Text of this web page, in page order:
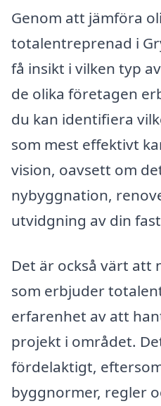
Genom att jämföra
totalentreprenad i
få insikt i vilken typ
de olika företagen
du kan identifiera
som mest effektivt
vision, oavsett om
nybyggnation,
utvidgning av din
Det är också värt att
som erbjuder
erfarenhet av att
projekt i området.
fördelaktigt,
byggnormer, regler